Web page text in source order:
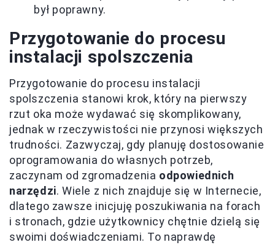
był poprawny.
Przygotowanie do procesu
instalacji spolszczenia
Przygotowanie do procesu instalacji
spolszczenia stanowi krok, który na pierwszy
rzut oka może wydawać się skomplikowany,
jednak w rzeczywistości nie przynosi większych
trudności. Zazwyczaj, gdy planuję dostosowanie
oprogramowania do własnych potrzeb,
zaczynam od zgromadzenia odpowiednich
narzędzi. Wiele z nich znajduje się w Internecie,
dlatego zawsze inicjuję poszukiwania na forach
i stronach, gdzie użytkownicy chętnie dzielą się
swoimi doświadczeniami. To naprawdę